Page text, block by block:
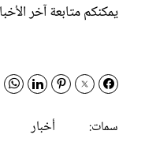
يمكنكم متابعة آخر
سمات:
أخبار